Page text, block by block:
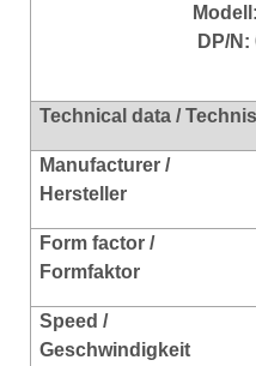
DP/N:
Technical data /
Manufacturer /
Hersteller
Form factor /
Formfaktor
Speed /
Geschwindigkeit